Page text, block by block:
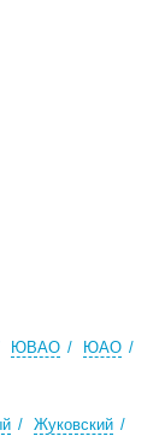
ЮВАО ЮАО
Жуковский